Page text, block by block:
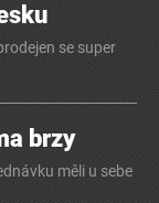
se super
brzy
měli u sebe